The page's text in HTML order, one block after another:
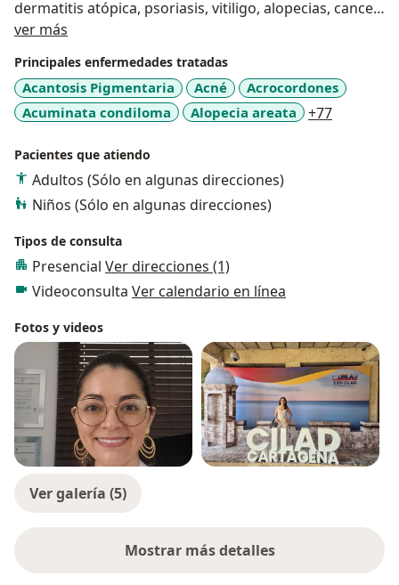
dermatitis atópica, psoriasis, vitiligo, alopecias, cancer
de piel, entre otras. También mejorando la autoestima
estéticos de calidad
ver más
Principales enfermedades tratadas
Acantosis Pigmentaria Acné
Acrocordones
Acuminata condiloma
Alopecia areata +77
Pacientes que atiendo
Adultos (Sólo en algunas direcciones)
Niños (Sólo en algunas direcciones)
Tipos de consulta
Presencial Ver direcciones (1)
Videoconsulta Ver calendario en línea
Fotos y videos
Ver galería (5)
Mostrar más detalles
sobre la experiencia